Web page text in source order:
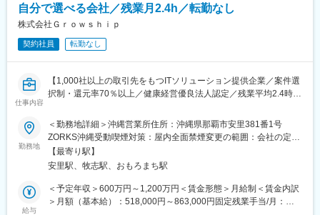
変更の範囲：会社の定める業務
■働きやすい環境
営業担当が月1回、エンジニアと現場双方へヒアリングを実施し、
現場での評価や課題、今後のキャリアについて共有します。常駐
先でも孤立することなく、安心して働ける環境です。また、基本
的に残業が多くなる案件を受けないため、残業時間も月平均2.4時
間と非常に少ない環境です。さらに3カ月に1回の全社アンケート
を実施し、社員の声を制度へ反映しているため、Udemy導入、在
宅勤務手当なども社員の要望から1年以内に実現しています。
■評価・キャリア支援
年1回の定期昇給に加え、案件単価の向上や成果に応じた昇給も実
施しており、入社半年で3～12％の昇給実績もあります。キャリ
ア相談についても営業担当が伴走し、スキルアップや次のキャリ
■プロジェクト例：
自分で選べる会社／残業月2.4h／転勤なし
株式会社Ｇｒｏｗｓｈｉｐ
契約社員 転勤なし
仕事内容
【1,000社以上の取引先をもつITソリューション提供企業／案件選
択制・還元率70％以上／健康経営優良法人認定／残業平均2.4時間
■業務内容：
インフラエンジニアとして、プロジェクトに携わっていただきま
す。関係部署との要件調整、コスト管理、マネジメント業務、メ
ンバーの育成や指導もご担当いただきます。テックリードをご希
望の場合、テックリードとしての業務をお願いいたします。
Web/業務系システム、アプリ開発、AI関連など、1,000社以上の
勤務地
＜勤務地詳細＞沖縄営業所住所：沖縄県那覇市安里381番1号
ZORKS沖縄受動喫煙対策：屋内全面禁煙変更の範囲：会社の定め
る事業所（リモートワーク含む）
【最寄り駅】
安里駅、牧志駅、おもろまち駅
給与
＜予定年収＞600万円～1,200万円＜賃金形態＞月給制＜賃金内訳
＞月額（基本給）：518,000円～863,000円固定残業手当/月：